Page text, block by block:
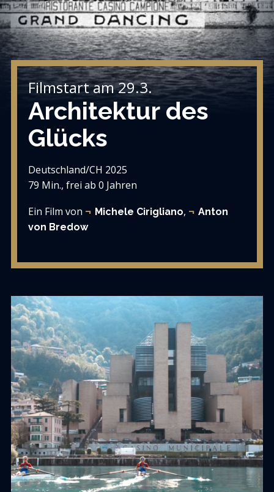
Filmstart am 29.3.
Architektur des
Glücks
Deutschland/CH 2025
79 Min., frei ab 0 Jahren
Ein Film von
Michele Cirigliano,
Anton
von Bredow